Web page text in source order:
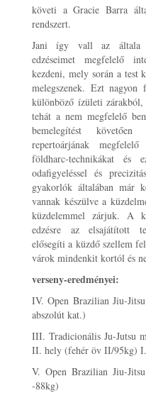
követi a Gracie Barra
rendszert.
Jani így vall az általa
edzéseimet megfelelő
kezdeni, mely során a test
melegszenek. Ezt
különböző ízületi zárakból,
tehát a nem megfelelő
bemelegítést
repertoárjának
földharc-technikákat és
odafigyeléssel és
gyakorlók általában már
vannak készülve a
küzdelemmel zárjuk. A
edzésre az elsajátított
elősegíti a küzdő szellem
várok mindenkit kortól és
verseny-eredményei:
IV. Open Brazilian Jiu-
abszolút kat.)
III. Tradicionális Ju-Jutsu
II. hely (fehér öv II/95kg)
V. Open Brazilian Jiu-
-88kg)